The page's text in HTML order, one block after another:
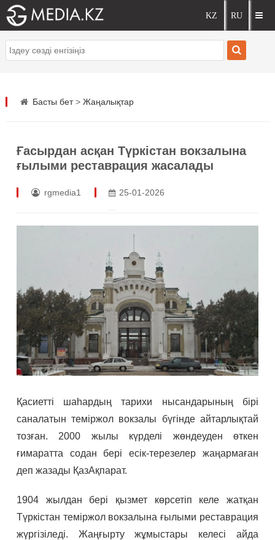
Басты бет> Жаңалықтар
Ғасырдан асқан Түркістан вокзалына
ғылыми реставрация жасалады
rgmedia1 25-01-2026
Қасиетті шаһардың тарихи нысандарының бірі
саналатын теміржол вокзалы бүгінде айтарлықтай
тозған. 2000 жылы күрделі жөндеуден өткен
ғимаратта содан бері есік-терезелер жаңармаған
деп жазады ҚазАқпарат.
1904 жылдан бері қызмет көрсетіп келе жатқан
Түркістан теміржол вокзалына ғылыми реставрация
жүргізіледі. Жаңғырту жұмыстары келесі айда